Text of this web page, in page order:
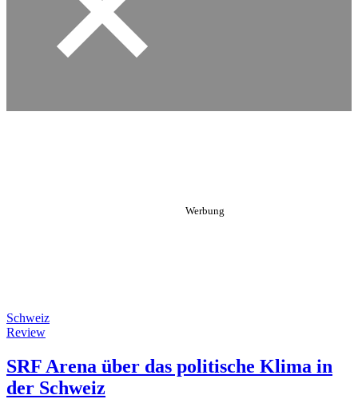
Schweiz
Review
SRF Arena über das politische Klima in
der Schweiz